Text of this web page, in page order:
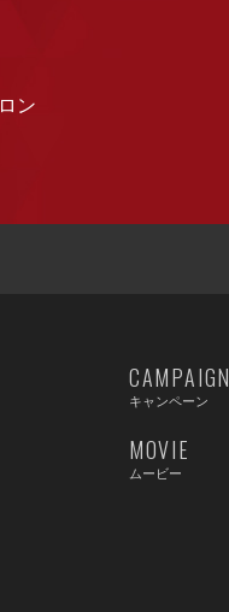
ン
CAMPAIGN
キャンペーン
MOVIE
ムービー